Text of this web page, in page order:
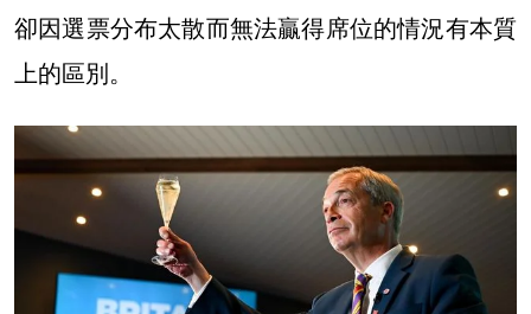
卻因選票分布太散而無法贏得席位的情況有本質
上的區別。